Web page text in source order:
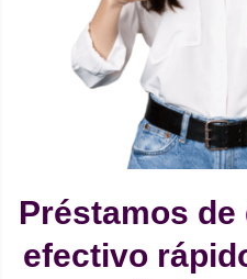
Préstamos de
efectivo